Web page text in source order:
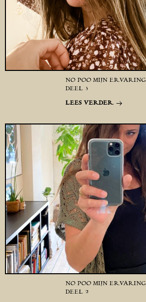
NO POO MIJN ERVARING
DEEL 3
LEES VERDER
NO POO MIJN ERVARING
DEEL 2